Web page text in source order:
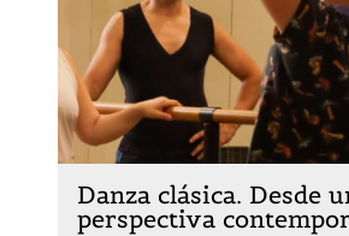
Danza clásica. Desde
perspectiva